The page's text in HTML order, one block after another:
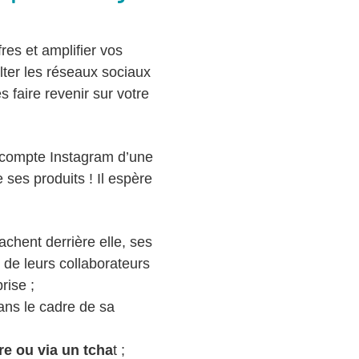
et amplifier vos
les réseaux sociaux
faire revenir sur votre
Instagram d’une
ses produits ! Il espère
derrière elle, ses
leurs collaborateurs
;
le cadre de sa
ou via un tchat ;